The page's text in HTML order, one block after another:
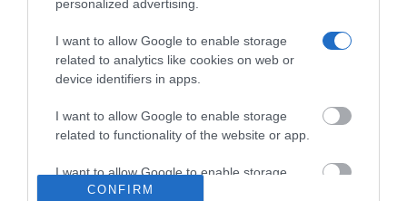
personalized advertising.
I want to allow Google to enable storage
related to analytics like cookies on web or
device identifiers in apps.
I want to allow Google to enable storage
related to functionality of the website or app.
I want to allow Google to enable storage
related to personalization.
CONFIRM
επαγγελματίες, είτε βρίσκονται στο γραφείο, είτε
εν κινήσει. Απολαύστε φυσικό ήχο και επικοινωνία
υψηλής ποιότητας με το EPOS Voice™, πολλαπλή
συνδεσιμότητα και σχεδιασμό υψηλής αισθητικής.
Επιπλέον, η τεχνολογία Room Experience™ μειώνει
την κούραση του ακροατή και ενισχύει την άνεση
του χρήστη, ενώ η διαχείριση των κλήσεων είναι